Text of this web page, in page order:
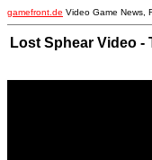
gamefront.de Video Game News,
Lost Sphear Video -